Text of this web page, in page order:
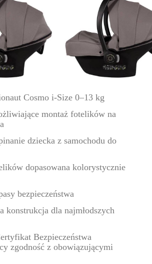
Cosmo i-Size 0–13 kg
montaż fotelików na
dziecka z samochodu do
dopasowana kolorystycznie
bezpieczeństwa
konstrukcja dla najmłodszych
Bezpieczeństwa
zgodność z obowiązującymi